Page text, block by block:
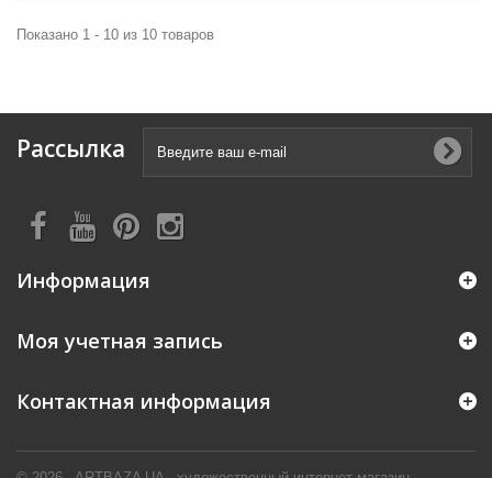
Показано 1 - 10 из 10 товаров
Рассылка
Информация
Моя учетная запись
Контактная информация